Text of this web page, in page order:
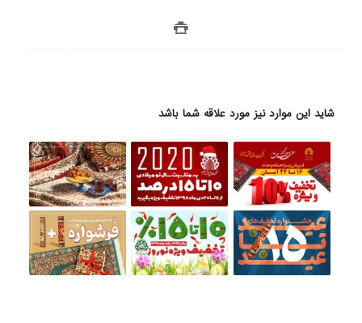
شاید این موارد نیز مورد علاقه شما باشد